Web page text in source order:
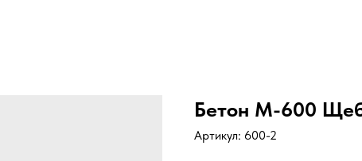
Бетон М-600
Артикул: 600-2